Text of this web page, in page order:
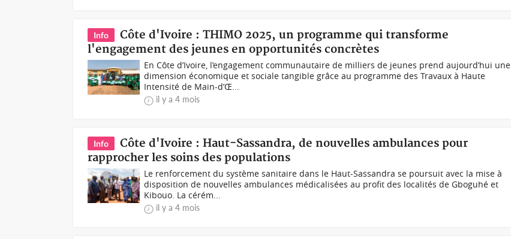
Info
Côte d'Ivoire : THIMO 2025, un programme qui transforme
l'engagement des jeunes en opportunités concrètes
En Côte d’Ivoire, l’engagement communautaire de milliers de jeunes prend aujourd’hui une
dimension économique et sociale tangible grâce au programme des Travaux à Haute
Intensité de Main-d’Œ...
il y a 4 mois
Info
Côte d'Ivoire : Haut-Sassandra, de nouvelles ambulances pour
rapprocher les soins des populations
Le renforcement du système sanitaire dans le Haut-Sassandra se poursuit avec la mise à
disposition de nouvelles ambulances médicalisées au profit des localités de Gboguhé et
Kibouo. La cérém...
il y a 4 mois